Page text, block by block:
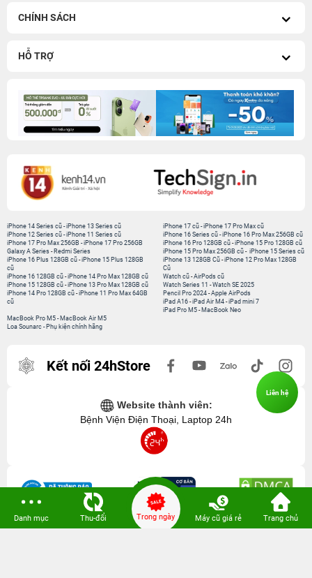
CHÍNH SÁCH
HỖ TRỢ
iPhone 14 Series cũ -iPhone 13 Series cũ
iPhone 12 Series cũ -iPhone 11 Series cũ
iPhone 17 Pro Max 256GB -iPhone 17 Pro 256GB
Galaxy A Series - Redmi Series
iPhone 17 cũ -iPhone 17 Pro Max cũ
iPhone 16 Series cũ - iPhone 16 Pro Max 256GB cũ
iPhone 16 Pro 128GB cũ -iPhone 15 Pro 128GB cũ
iPhone 15 Pro Max 256GB cũ - iPhone 15 Series cũ
iPhone 16 Plus 128GB cũ -iPhone 15 Plus 128GB
cũ
iPhone 16 128GB cũ -iPhone 14 Pro Max 128GB cũ
iPhone 15 128GB cũ -iPhone 13 Pro Max 128GB cũ
iPhone 14 Pro 128GB cũ -iPhone 11 Pro Max 64GB
cũ
iPhone 13 128GB Cũ -iPhone 12 Pro Max 128GB
Cũ
Watch cũ -AirPods cũ
Watch Series 11 -Watch SE 2025
Pencil Pro 2024 -Apple AirPods
iPad A16 -iPad Air M4 -iPad mini 7
iPad Pro M5 - MacBook Neo
MacBook Pro M5 - MacBook Air M5
Loa Sounarc - Phụ kiện chính hãng
Kết nối 24hStore
Website thành viên:
Bệnh Viện Điện Thoại, Laptop 24h
Danh mục Thu-đổi Trong ngày Máy cũ giá rẻ Trang chủ
Liên hệ